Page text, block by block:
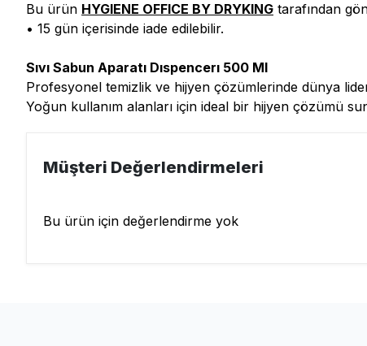
Bu ürün HYGIENE OFFICE BY DRYKING tarafından
• 15 gün içerisinde iade edilebilir.
Sıvı Sabun Aparatı Dıspencerı 500 Ml
Profesyonel temizlik ve hijyen çözümlerinde dünya
Yoğun kullanım alanları için ideal bir hijyen çözümü
Müşteri Değerlendirmeleri
Bu ürün için değerlendirme yok